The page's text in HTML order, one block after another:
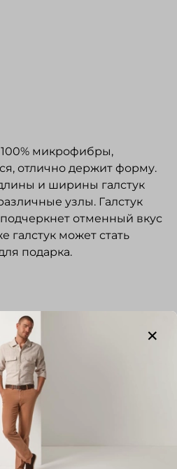
микрофибры,
отлично держит форму.
и ширины галстук
узлы. Галстук
отменный вкус
галстук может стать
подарка.
оставлял